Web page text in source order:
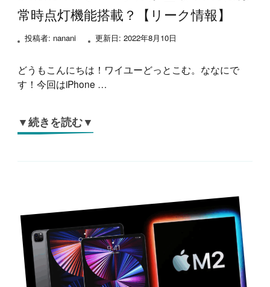
常時点灯機能搭載？【リーク情報】
投稿者: nanani 更新日: 2022年8月10日
どうもこんにちは！ワイユーどっとこむ。ななにで
す！今回はiPhone …
▼続きを読む▼